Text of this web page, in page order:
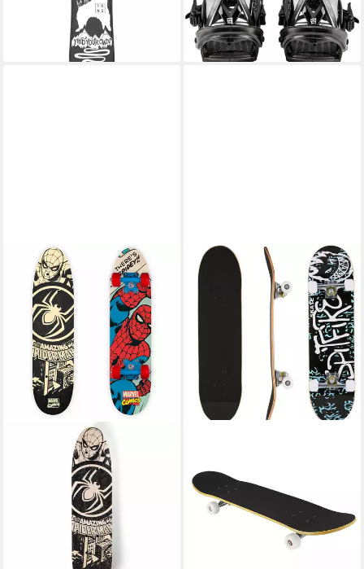
lieferbar - in 4-5 Werktagen bei dir
lieferbar - in 5-6 Werktagen bei dir